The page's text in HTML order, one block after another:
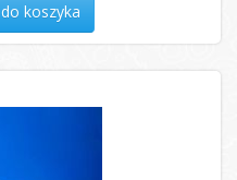
do koszyka